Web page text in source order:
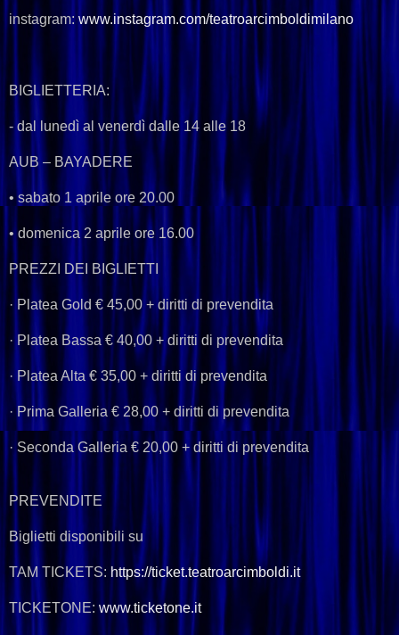
instagram: www.instagram.com/teatroarcimboldimilano
BIGLIETTERIA:
- dal lunedì al venerdì dalle 14 alle 18
AUB – BAYADERE
• sabato 1 aprile ore 20.00
• domenica 2 aprile ore 16.00
PREZZI DEI BIGLIETTI
· Platea Gold € 45,00 + diritti di prevendita
· Platea Bassa € 40,00 + diritti di prevendita
· Platea Alta € 35,00 + diritti di prevendita
· Prima Galleria € 28,00 + diritti di prevendita
· Seconda Galleria € 20,00 + diritti di prevendita
PREVENDITE
Biglietti disponibili su
TAM TICKETS: https://ticket.teatroarcimboldi.it
TICKETONE: www.ticketone.it